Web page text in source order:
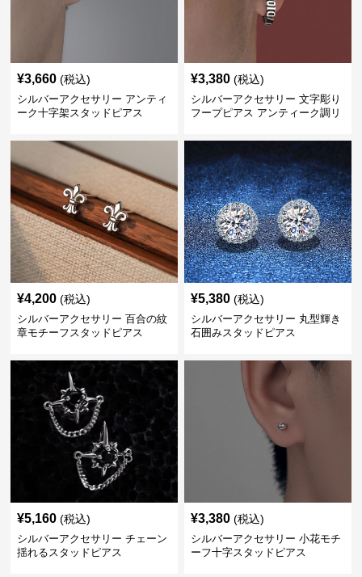
¥3,660 (税込)
シルバーアクセサリー アンティ
ーク十字架スタッドピアス
¥3,380 (税込)
シルバーアクセサリー 文字彫り
フープピアス アンティーク調リ
¥4,200 (税込)
シルバーアクセサリー 百合の紋
章モチーフスタッドピアス
¥5,380 (税込)
シルバーアクセサリー 丸型輝き
石囲みスタッドピアス
¥5,160 (税込)
シルバーアクセサリー チェーン
揺れるスタッドピアス
¥3,380 (税込)
シルバーアクセサリー 小花モチ
ーフ十字スタッドピアス